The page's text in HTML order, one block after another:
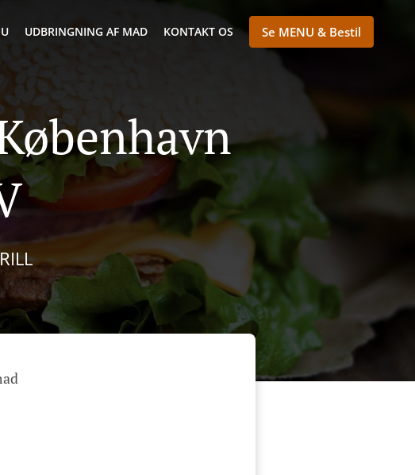
UDBRINGNING AF MAD KONTAKT OS Se MENU & Bestil